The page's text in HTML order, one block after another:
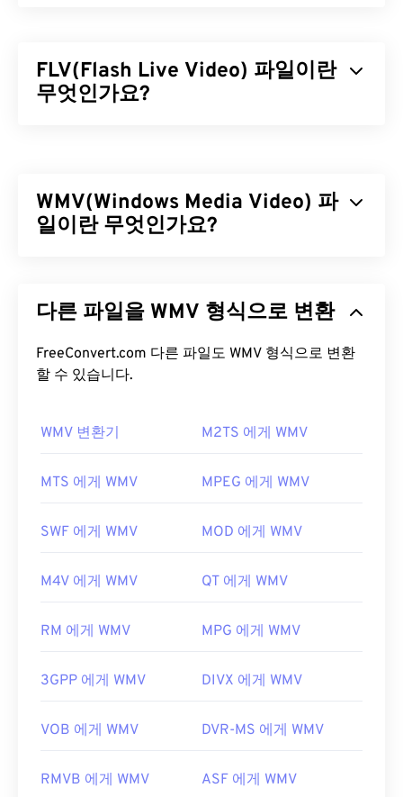
FLV(Flash Live Video) 파일이란
무엇인가요?
하는 인기 있는 형식입니다. 또한 미디어 컨테이너이
므로코덱을사용하여 파일 크기를 압축합니다. FLV
기본적으로 FLV는
다. FLV는 챕터나 자막을 지원하지 않지만, 메타데이
FLV는 개방형 표준을 기반으로 하므로 Adobe 이외
다른 프로그램으로는
VLC 미디어 플레이어
Elmedia Player 등이
있습니다.
최초 출시:2003년
https://www.lifewire.com/flv-file
WMV(Windows Media Video) 파
일이란 무엇인가요?
축하여 비디오 화질을 유지하면서 관리하기 쉬운 파
라는 디지털 컨테이너 형식은 WMV 파일을 캡슐화하
는 경우가 많습니다.
WMV 파일을 어떻게 여나요?
열고 읽을 수 있습니다. WMV 파일을 여는 데 가장 좋
니다. Microsoft에서 WMV와 ASF를 개발했으며, 오
늘날 온라인에서 많은 비디오가 WMV 파일입니다.
어 파일을 재생할 수 있는 또 다른 신뢰할 수 있는 옵
WMV는 다른 비디오 파일 형식으로도 쉽게 변환할 수
다는 점을 명심하세요. 변환이 필요한 경우,
도구입니다.
최초 출시:1999년
다른 파일을 WMV 형식으로 변환
FreeConvert.com 다른 파일도 WMV 형식으로 변환
할 수 있습니다.
WMV 변환기 M2TS 에게 WMV
MTS 에게 WMV MPEG 에게 WMV
SWF 에게 WMV MOD 에게 WMV
M4V 에게 WMV QT 에게 WMV
RM 에게 WMV MPG 에게 WMV
3GPP 에게 WMV DIVX 에게 WMV
VOB 에게 WMV DVR-MS 에게 WMV
RMVB 에게 WMV ASF 에게 WMV